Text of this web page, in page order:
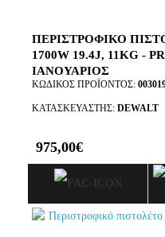
ΠΕΡΙΣΤΡΟΦΙΚΌ
1700W 19.4J, 11KG -
ΙΑΝΟΥΑΡΙΟΣ
ΚΩΔΙΚΌΣ ΠΡΟΪΌΝΤΟΣ:
ΚΑΤΑΣΚΕΥΑΣΤΉΣ: DEWALT
975,00€